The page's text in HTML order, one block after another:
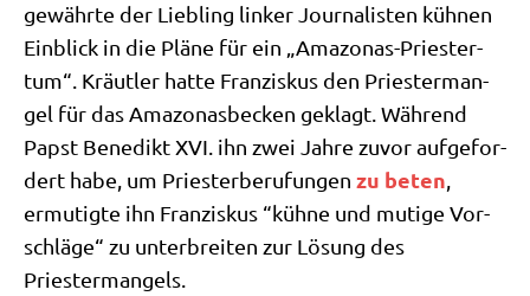
gewähr­te der Lieb­ling lin­ker Jour­na­li­sten küh­nen
Ein­blick in die Plä­ne für ein „Ama­zo­nas-Prie­ster­
tum“. Kräut­ler hat­te Fran­zis­kus den Prie­ster­man­
gel für das Ama­zo­nas­becken geklagt. Wäh­rend
Papst Bene­dikt XVI. ihn zwei Jah­re zuvor auf­ge­for­
dert habe, um Prie­ster­be­ru­fun­gen zu beten,
ermu­tig­te ihn Fran­zis­kus “küh­ne und muti­ge Vor­
schlä­ge“ zu unter­brei­ten zur Lösung des
Priestermangels.